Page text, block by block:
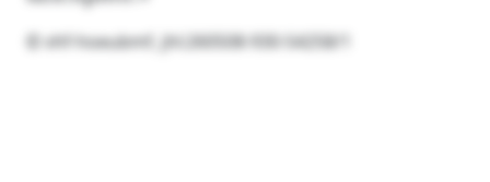
© vhf-hoeubmf, jhl:260508-930-54258/1